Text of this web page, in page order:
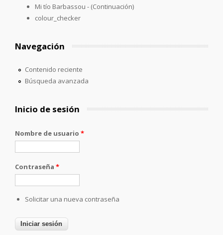
Mi tío Barbassou - (Continuación)
colour_checker
Navegación
Contenido reciente
Búsqueda avanzada
Inicio de sesión
Nombre de usuario *
Contraseña *
Solicitar una nueva contraseña